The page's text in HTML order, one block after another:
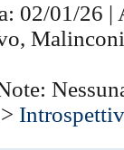
02/01/26
>